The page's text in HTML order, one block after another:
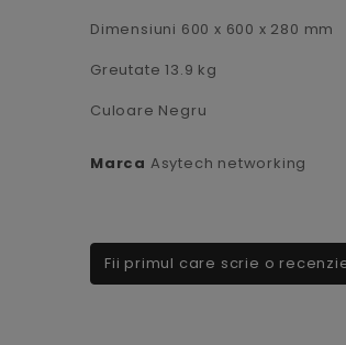
Dimensiuni 600 x 600 x 280 mm
Greutate 13.9 kg
Culoare Negru
Marca Asytech networking
Fii primul care scrie o